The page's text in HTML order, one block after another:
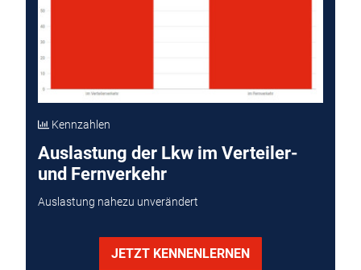
Kennzahlen
Auslastung der Lkw im Verteiler-
und Fernverkehr
Auslastung nahezu unverändert
JETZT KENNENLERNEN